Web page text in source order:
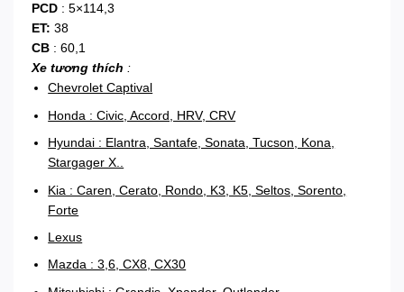
PCD : 5×114,3
ET: 38
CB : 60,1
Xe tương thích :
Chevrolet Captival
Honda : Civic, Accord, HRV, CRV
Hyundai : Elantra, Santafe, Sonata, Tucson, Kona,
Stargager X..
Kia : Caren, Cerato, Rondo, K3, K5, Seltos, Sorento,
Forte
Lexus
Mazda : 3,6, CX8, CX30